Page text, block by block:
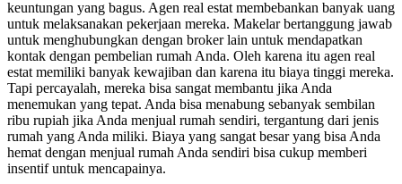
keuntungan yang bagus. Agen real estat membebankan banyak uang
untuk melaksanakan pekerjaan mereka. Makelar bertanggung jawab
untuk menghubungkan dengan broker lain untuk mendapatkan
kontak dengan pembelian rumah Anda. Oleh karena itu agen real
estat memiliki banyak kewajiban dan karena itu biaya tinggi mereka.
Tapi percayalah, mereka bisa sangat membantu jika Anda
menemukan yang tepat. Anda bisa menabung sebanyak sembilan
ribu rupiah jika Anda menjual rumah sendiri, tergantung dari jenis
rumah yang Anda miliki. Biaya yang sangat besar yang bisa Anda
hemat dengan menjual rumah Anda sendiri bisa cukup memberi
insentif untuk mencapainya.